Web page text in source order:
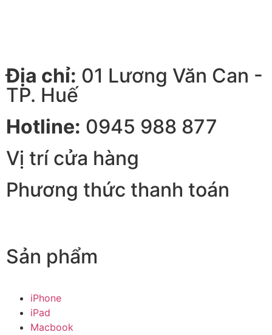
Địa chỉ: 01 Lương Văn Can -
TP. Huế
Hotline: 0945 988 877
Vị trí cửa hàng
Phương thức thanh toán
Sản phẩm
iPhone
iPad
Macbook